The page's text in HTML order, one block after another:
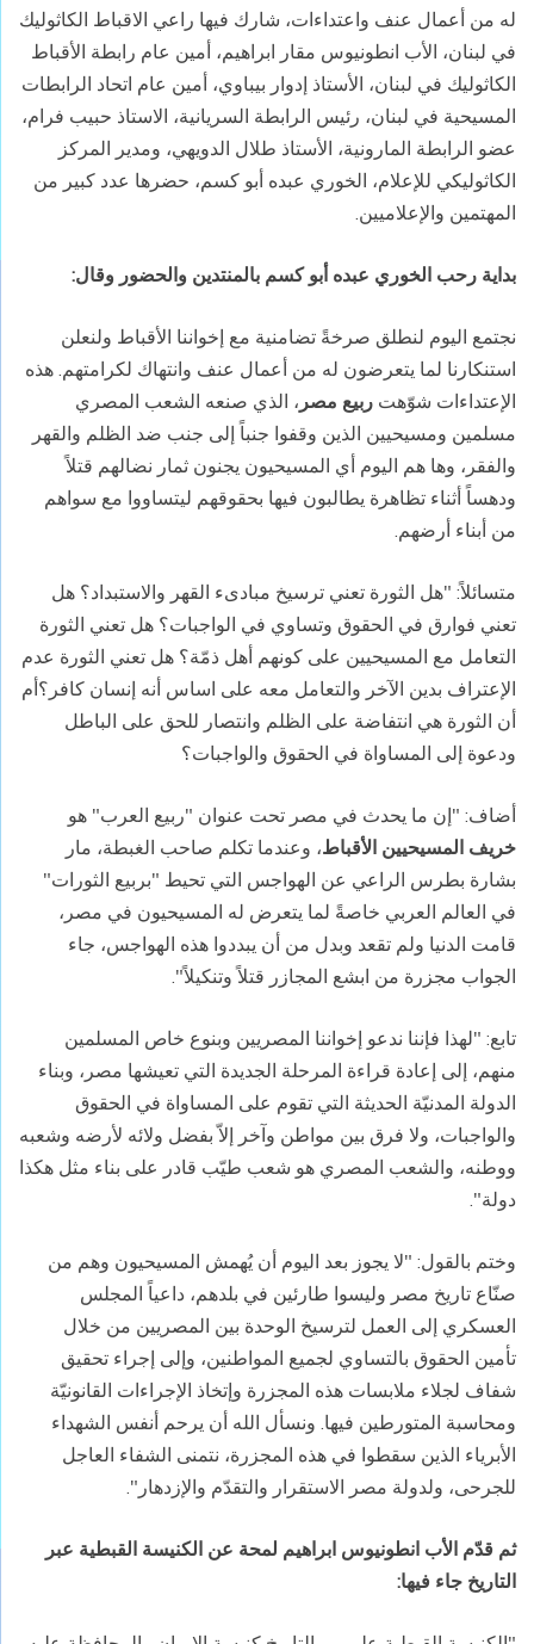
له من أعمال عنف واعتداءات، شارك فيها راعي الاقباط الكاثوليك
في لبنان، الأب انطونيوس مقار ابراهيم، أمين عام رابطة الأقباط
الكاثوليك في لبنان، الأستاذ إدوار بيباوي، أمين عام اتحاد الرابطات
المسيحية في لبنان، رئيس الرابطة السريانية، الاستاذ حبيب فرام،
عضو الرابطة المارونية، الأستاذ طلال الدويهي، ومدير المركز
الكاثوليكي للإعلام، الخوري عبده أبو كسم، حضرها عدد كبير من
المهتمين والإعلاميين.
بداية رحب الخوري عبده أبو كسم بالمنتدين والحضور وقال:
نجتمع اليوم لنطلق صرخةً تضامنية مع إخواننا الأقباط ولنعلن
استنكارنا لما يتعرضون له من أعمال عنف وانتهاك لكرامتهم. هذه
الإعتداءات شوّهت ربيع مصر ، الذي صنعه الشعب المصري
مسلمين ومسيحيين الذين وقفوا جنباً إلى جنب ضد الظلم والقهر
والفقر، وها هم اليوم أي المسيحيون يجنون ثمار نضالهم قتلاً
ودهساً أثناء تظاهرة يطالبون فيها بحقوقهم ليتساووا مع سواهم
من أبناء أرضهم.
متسائلاً: "هل الثورة تعني ترسيخ مبادىء القهر والاستبداد؟ هل
تعني فوارق في الحقوق وتساوي في الواجبات؟ هل تعني الثورة
التعامل مع المسيحيين على كونهم أهل ذمّة؟ هل تعني الثورة عدم
الإعتراف بدين الآخر والتعامل معه على اساس أنه إنسان كافر؟أم
أن الثورة هي انتفاضة على الظلم وانتصار للحق على الباطل
ودعوة إلى المساواة في الحقوق والواجبات؟
أضاف: "إن ما يحدث في مصر تحت عنوان "ربيع العرب" هو
خريف المسيحيين الأقباط، وعندما تكلم صاحب الغبطة، مار
بشارة بطرس الراعي عن الهواجس التي تحيط "بربيع الثورات"
في العالم العربي خاصةً لما يتعرض له المسيحيون في مصر،
قامت الدنيا ولم تقعد وبدل من أن يبددوا هذه الهواجس، جاء
الجواب مجزرة من ابشع المجازر قتلاً وتنكيلاً".
تابع: "لهذا فإننا ندعو إخواننا المصريين وبنوع خاص المسلمين
منهم، إلى إعادة قراءة المرحلة الجديدة التي تعيشها مصر، وبناء
الدولة المدنيّة الحديثة التي تقوم على المساواة في الحقوق
والواجبات، ولا فرق بين مواطن وآخر إلاّ بفضل ولائه لأرضه وشعبه
ووطنه، والشعب المصري هو شعب طيّب قادر على بناء مثل هكذا
دولة".
وختم بالقول: "لا يجوز بعد اليوم أن يُهمش المسيحيون وهم من
صنّاع تاريخ مصر وليسوا طارئين في بلدهم، داعياً المجلس
العسكري إلى العمل لترسيخ الوحدة بين المصريين من خلال
تأمين الحقوق بالتساوي لجميع المواطنين، وإلى إجراء تحقيق
شفاف لجلاء ملابسات هذه المجزرة وإتخاذ الإجراءات القانونيّة
ومحاسبة المتورطين فيها. ونسأل الله أن يرحم أنفس الشهداء
الأبرياء الذين سقطوا في هذه المجزرة، نتمنى الشفاء العاجل
للجرحى، ولدولة مصر الاستقرار والتقدّم والإزدهار".
ثم قدّم الأب انطونيوس ابراهيم لمحة عن الكنيسة القبطية عبر
التاريخ جاء فيها: